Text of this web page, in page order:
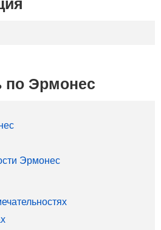
по Эрмонес
Эрмонес